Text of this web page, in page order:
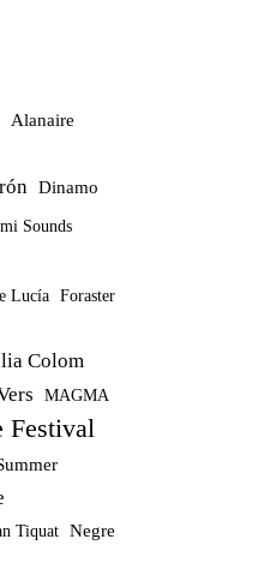
Alanaire
Dinamo
Sounds
Lucía Foraster
Colom
MAGMA
Festival
Tiquat Negre